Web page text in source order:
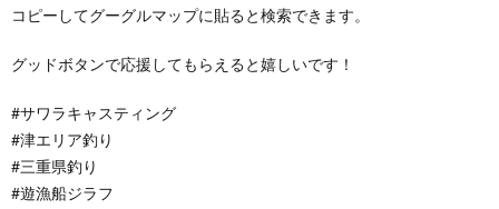
コピーしてグーグルマップに貼ると検索できます。
グッドボタンで応援してもらえると嬉しいです！
#サワラキャスティング
#津エリア釣り
#三重県釣り
#遊漁船ジラフ